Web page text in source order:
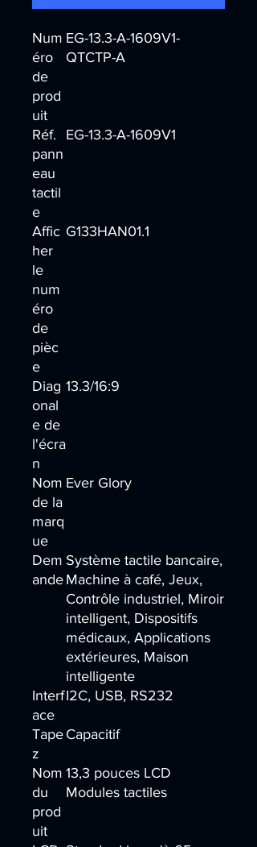
Num
éro
de
prod
uit
EG-13.3-A-1609V1-
QTCTP-A
Réf.
pann
eau
tactil
e
EG-13.3-A-1609V1
Affic
her
le
num
éro
de
pièc
e
G133HAN01.1
Diag
onal
e de
l'écra
n
13.3/16:9
Nom
de la
marq
ue
Ever Glory
Dem
ande
Système tactile bancaire,
Machine à café, Jeux,
Contrôle industriel, Miroir
intelligent, Dispositifs
médicaux, Applications
extérieures, Maison
intelligente
Interf
ace
I2C, USB, RS232
Tape
z
Capacitif
Nom
du
prod
uit
13,3 pouces LCD
Modules tactiles